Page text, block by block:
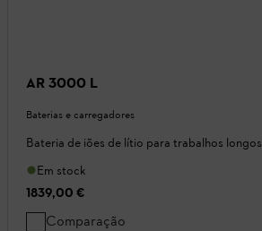
AR 3000 L
Baterias e carregadores
Bateria de iões de lítio para trabalhos longos
Em stock
1839,00 €
Comparação